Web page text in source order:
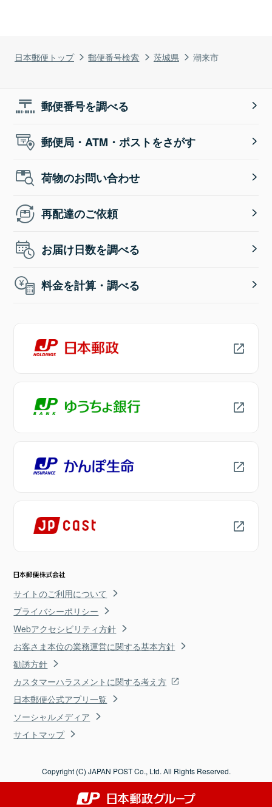
日本郵便トップ 郵便番号検索 茨城県 潮来市
郵便番号を調べる
郵便局・ATM・ポストをさがす
荷物のお問い合わせ
再配達のご依頼
お届け日数を調べる
料金を計算・調べる
サイトのご利用について
プライバシーポリシー
Webアクセシビリティ方針
お客さま本位の業務運営に関する基本方針
勧誘方針
カスタマーハラスメントに関する考え方
日本郵便公式アプリ一覧
ソーシャルメディア
サイトマップ
Copyright (C) JAPAN POST Co., Ltd. All Rights Reserved.